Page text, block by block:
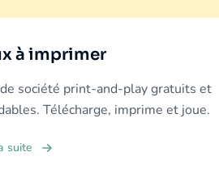
à imprimer
société print-and-play gratuits et
Télécharge, imprime et joue.
suite